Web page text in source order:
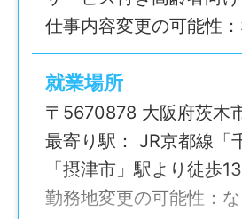
仕事内容変更の可能性
就業場所
〒5670878 大阪府茨木
最寄り駅： JR京都線「
「摂津市」駅より徒歩
勤務地変更の可能性：な